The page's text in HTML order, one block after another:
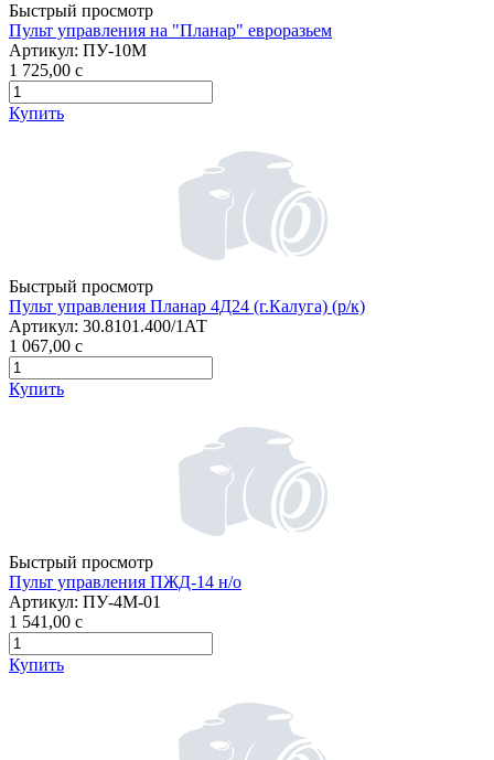
Быстрый просмотр
Пульт управления на "Планар" евроразьем
Артикул: ПУ-10М
1 725,00 c
Купить
Быстрый просмотр
Пульт управления Планар 4Д24 (г.Калуга) (р/к)
Артикул: 30.8101.400/1АТ
1 067,00 c
Купить
Быстрый просмотр
Пульт управления ПЖД-14 н/о
Артикул: ПУ-4М-01
1 541,00 c
Купить